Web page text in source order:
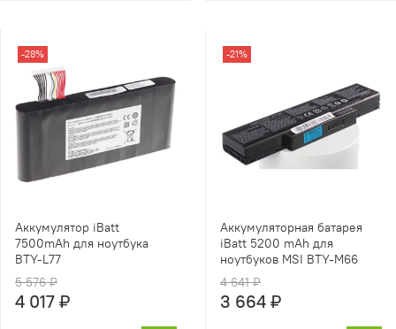
-28%
Аккумулятор iBatt
7500mAh для ноутбука
BTY-L77
5 576 ₽
4 017 ₽
-21%
Аккумуляторная батарея
iBatt 5200 mAh для
ноутбуков MSI BTY-M66
4 641 ₽
3 664 ₽